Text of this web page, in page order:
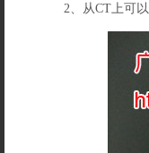
2、从CT上可